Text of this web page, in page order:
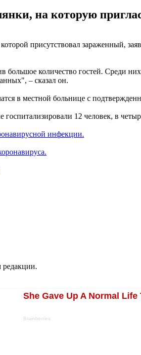
на которую
присутствовал зараженный,
количество гостей. Среди
– сказал он.
в местной больнице с
12 человек, в
инфекции.
редакции.